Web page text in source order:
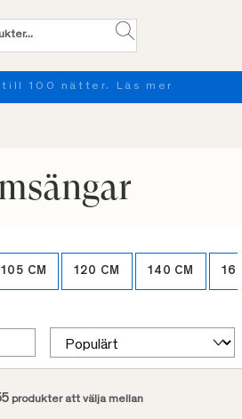
till 100 nätter. Läs mer
105 CM 120 CM 140 CM
produkter att välja mellan